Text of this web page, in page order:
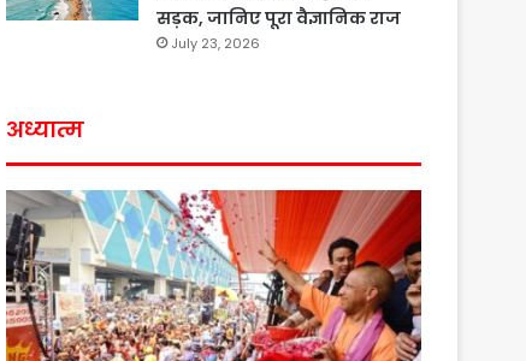
सड़क, जानिए पूरा वैज्ञानिक राज
July 23, 2026
अध्यात्म